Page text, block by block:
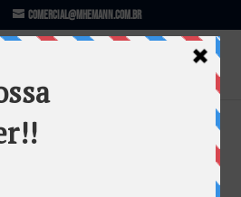
comercial@mhemann.com.br